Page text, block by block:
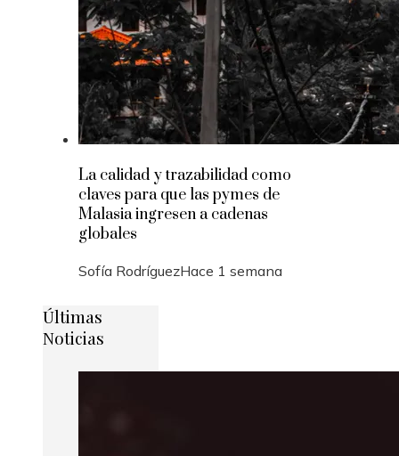
La calidad y trazabilidad como
claves para que las pymes de
Malasia ingresen a cadenas
globales
Sofía RodríguezHace 1 semana
Últimas
Noticias